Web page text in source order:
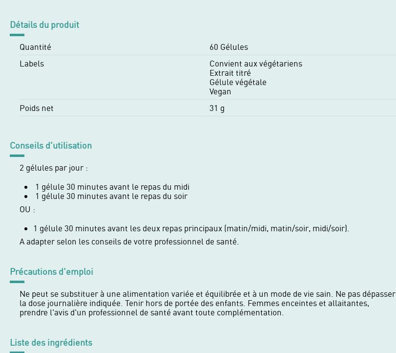
Détails du produit
Quantité
60 Gélules
Labels
Convient aux végétariens
Extrait titré
Gélule végétale
Vegan
Poids net
31 g
Conseils d'utilisation
2 gélules par jour :
1 gélule 30 minutes avant le repas du midi
1 gélule 30 minutes avant le repas du soir
OU :
1 gélule 30 minutes avant les deux repas principaux (matin/midi, matin/soir, midi/soir).
A adapter selon les conseils de votre professionnel de santé.
Précautions d'emploi
Ne peut se substituer à une alimentation variée et équilibrée et à un mode de vie sain. Ne pas dépasser
la dose journalière indiquée. Tenir hors de portée des enfants. Femmes enceintes et allaitantes,
prendre l'avis d'un professionnel de santé avant toute complémentation.
Liste des ingrédients